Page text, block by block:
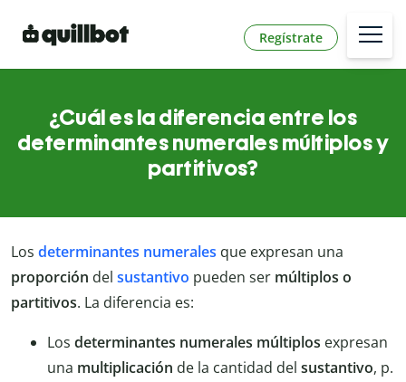
Regístrate
¿Cuál es la diferencia entre los
determinantes numerales múltiplos y
partitivos?
Los determinantes numerales que expresan una
proporción del sustantivo pueden ser múltiplos o
partitivos. La diferencia es:
Los determinantes numerales múltiplos expresan
una multiplicación de la cantidad del sustantivo, p.